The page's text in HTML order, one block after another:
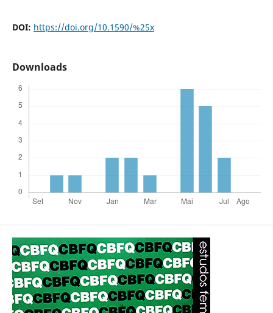
DOI: https://doi.org/10.1590/%25x
Downloads